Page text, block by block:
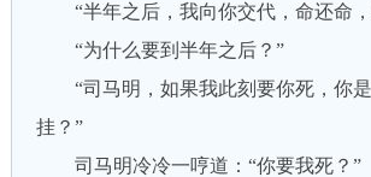
“半年之后，我向你交代，命还命，
“为什么要到半年之后？”
“司马明，如果我此刻要你死，你是
挂？”
司马明冷冷一哼道：“你要我死？”